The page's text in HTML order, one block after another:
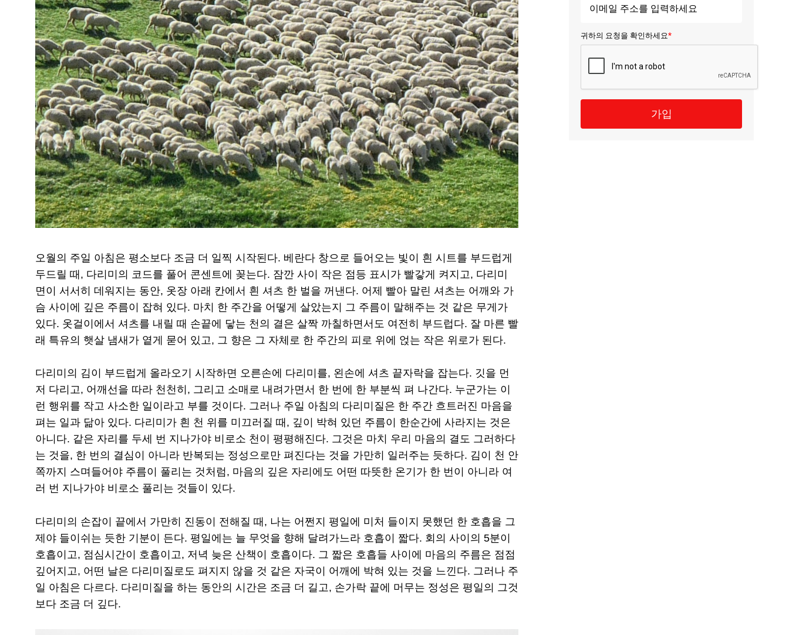
오월의 주일 아침은 평소보다 조금 더 일찍 시작된다. 베란다 창으로 들어오는 빛이 흰 시트를 부드럽게
두드릴 때, 다리미의 코드를 풀어 콘센트에 꽂는다. 잠깐 사이 작은 점등 표시가 빨갛게 켜지고, 다리미
면이 서서히 데워지는 동안, 옷장 아래 칸에서 흰 셔츠 한 벌을 꺼낸다. 어제 빨아 말린 셔츠는 어깨와 가
슴 사이에 깊은 주름이 잡혀 있다. 마치 한 주간을 어떻게 살았는지 그 주름이 말해주는 것 같은 무게가
있다. 옷걸이에서 셔츠를 내릴 때 손끝에 닿는 천의 결은 살짝 까칠하면서도 여전히 부드럽다. 잘 마른 빨
래 특유의 햇살 냄새가 옅게 묻어 있고, 그 향은 그 자체로 한 주간의 피로 위에 얹는 작은 위로가 된다.
다리미의 김이 부드럽게 올라오기 시작하면 오른손에 다리미를, 왼손에 셔츠 끝자락을 잡는다. 깃을 먼
저 다리고, 어깨선을 따라 천천히, 그리고 소매로 내려가면서 한 번에 한 부분씩 펴 나간다. 누군가는 이
런 행위를 작고 사소한 일이라고 부를 것이다. 그러나 주일 아침의 다리미질은 한 주간 흐트러진 마음을
펴는 일과 닮아 있다. 다리미가 흰 천 위를 미끄러질 때, 깊이 박혀 있던 주름이 한순간에 사라지는 것은
아니다. 같은 자리를 두세 번 지나가야 비로소 천이 평평해진다. 그것은 마치 우리 마음의 결도 그러하다
는 것을, 한 번의 결심이 아니라 반복되는 정성으로만 펴진다는 것을 가만히 일러주는 듯하다. 김이 천 안
쪽까지 스며들어야 주름이 풀리는 것처럼, 마음의 깊은 자리에도 어떤 따뜻한 온기가 한 번이 아니라 여
러 번 지나가야 비로소 풀리는 것들이 있다.
다리미의 손잡이 끝에서 가만히 진동이 전해질 때, 나는 어쩐지 평일에 미처 들이지 못했던 한 호흡을 그
제야 들이쉬는 듯한 기분이 든다. 평일에는 늘 무엇을 향해 달려가느라 호흡이 짧다. 회의 사이의 5분이
호흡이고, 점심시간이 호흡이고, 저녁 늦은 산책이 호흡이다. 그 짧은 호흡들 사이에 마음의 주름은 점점
깊어지고, 어떤 날은 다리미질로도 펴지지 않을 것 같은 자국이 어깨에 박혀 있는 것을 느낀다. 그러나 주
일 아침은 다르다. 다리미질을 하는 동안의 시간은 조금 더 길고, 손가락 끝에 머무는 정성은 평일의 그것
보다 조금 더 깊다.
귀하의 요청을 확인하세요*
가입